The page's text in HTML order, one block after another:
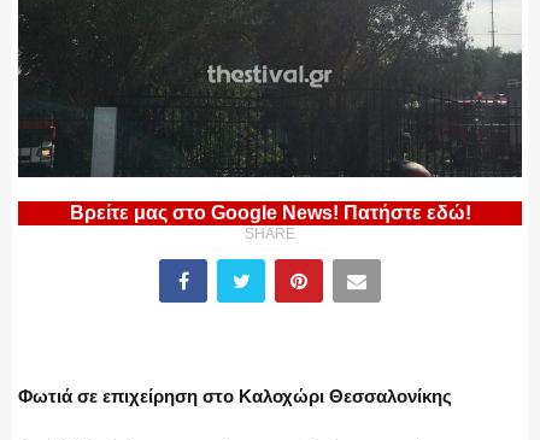
ΟΜΑΔΑ “Ζ”
ΕΚΑΜ
ΕΛΛΗΝΙΚΗ ΑΣΤΥΝΟΜΙΑ
Βρείτε μας στο Google News! Πατήστε εδώ!
SHARE
Φωτιά σε επιχείρηση στο Καλοχώρι Θεσσαλονίκης